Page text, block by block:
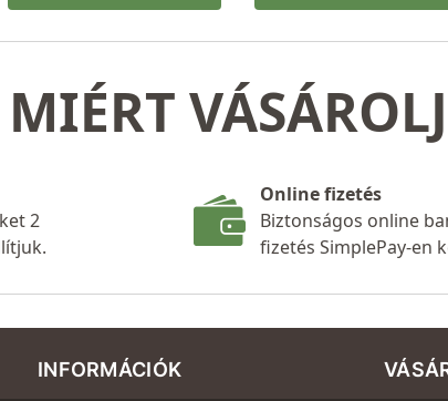
MIÉRT
2
Online fizetés
Biztonságos online
fizetés SimplePay-en
INFORMÁCIÓK